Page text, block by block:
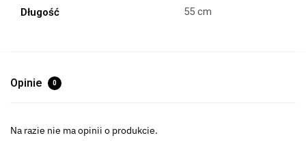
Długość 55 cm
Opinie 0
Na razie nie ma opinii o produkcie.